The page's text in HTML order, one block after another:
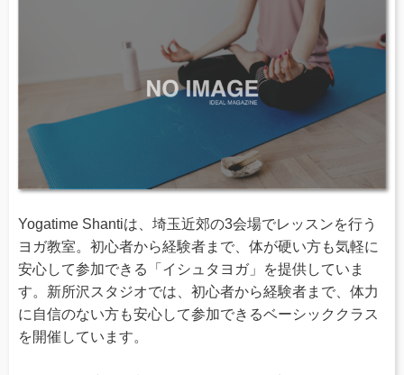
Yogatime Shantiは、埼玉近郊の3会場でレッスンを行う
ヨガ教室。初心者から経験者まで、体が硬い方も気軽に
安心して参加できる「イシュタヨガ」を提供していま
す。新所沢スタジオでは、初心者から経験者まで、体力
に自信のない方も安心して参加できるベーシッククラス
を開催しています。